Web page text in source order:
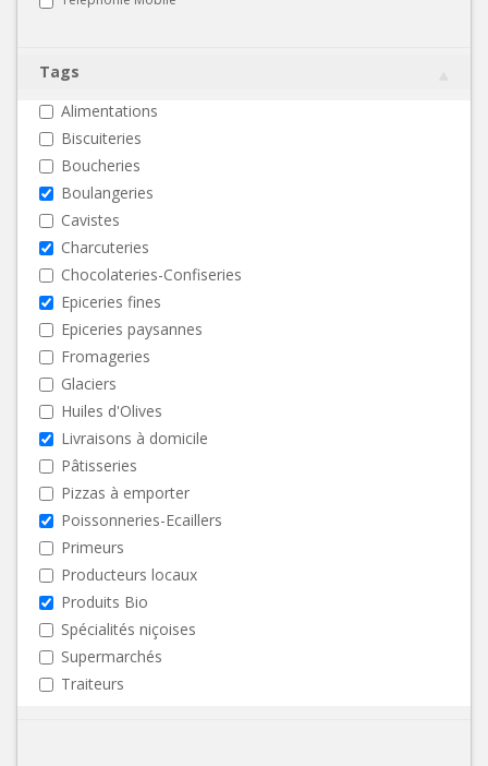
Tags
Alimentations
Biscuiteries
Boucheries
Boulangeries
Cavistes
Charcuteries
Chocolateries-Confiseries
Epiceries fines
Epiceries paysannes
Fromageries
Glaciers
Huiles d'Olives
Livraisons à domicile
Pâtisseries
Pizzas à emporter
Poissonneries-Ecaillers
Primeurs
Producteurs locaux
Produits Bio
Spécialités niçoises
Supermarchés
Traiteurs